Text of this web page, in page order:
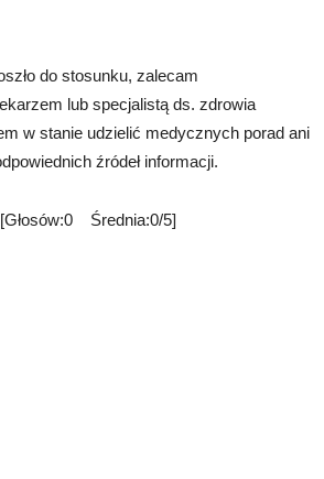
do stosunku, zalecam
lub specjalistą ds. zdrowia
w stanie udzielić medycznych porad ani
źródeł informacji.
[Głosów:0 Średnia:0/5]